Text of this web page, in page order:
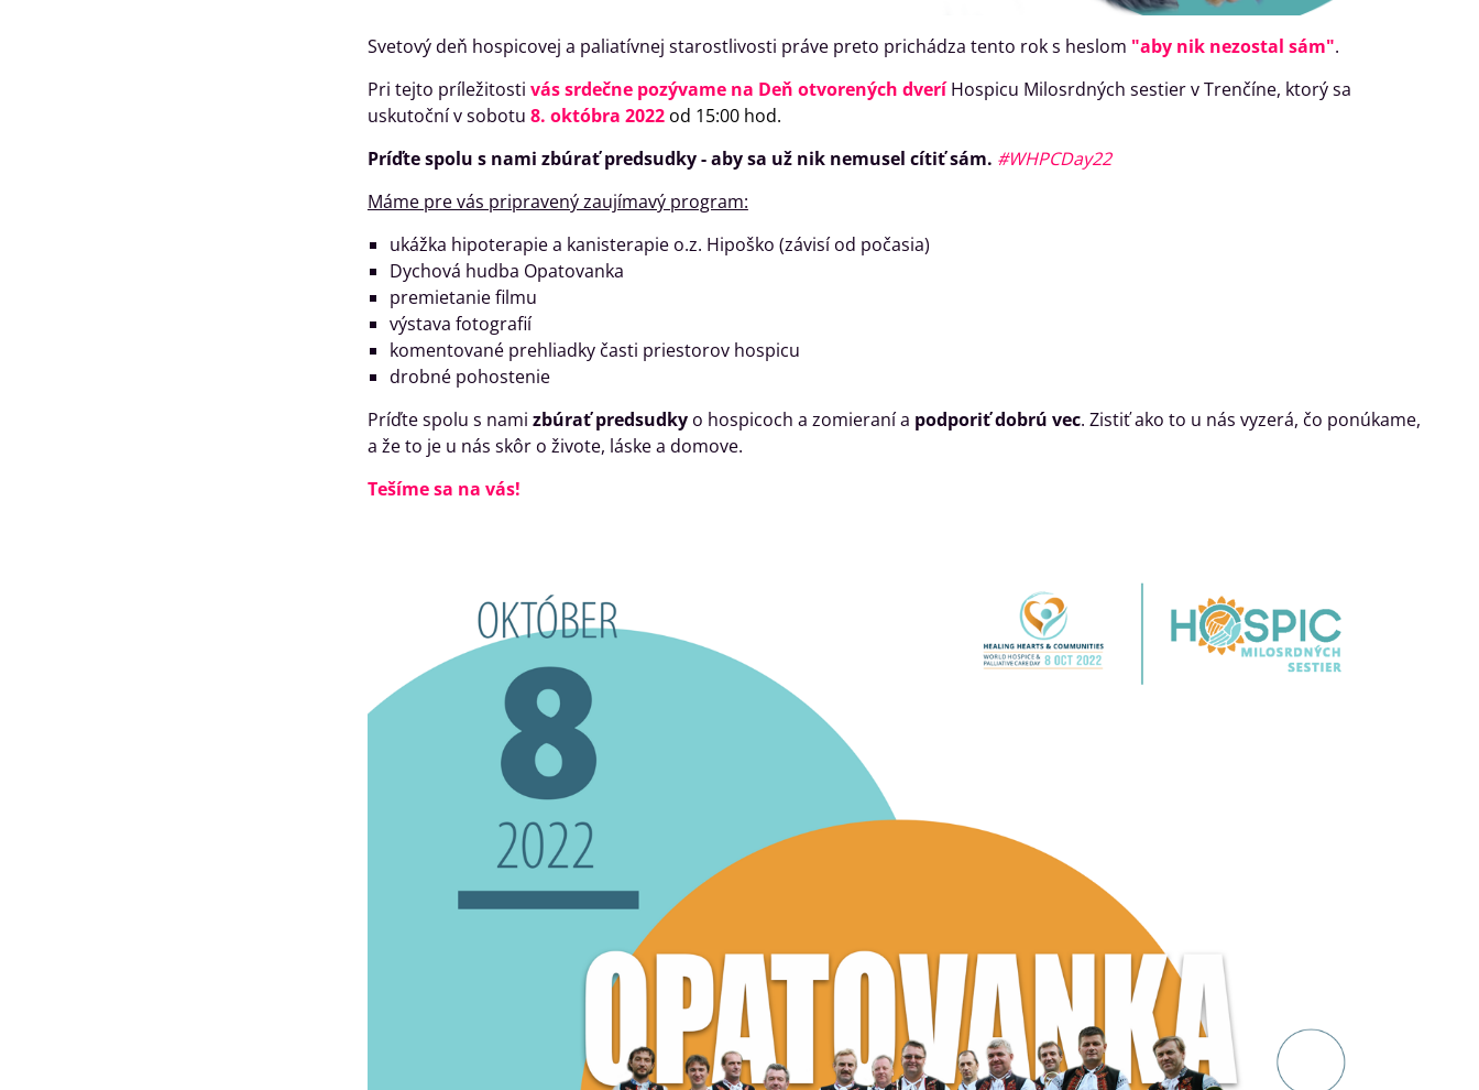
Svetový deň hospicovej a paliatívnej starostlivosti práve preto prichádza tento rok s heslom "aby nik nezostal sám".
Pri tejto príležitosti vás srdečne pozývame na Deň otvorených dveríHospicu Milosrdných sestier v Trenčíne, ktorý sa
uskutoční v sobotu 8. októbra 2022 od 15:00 hod.
Príďte spolu s nami zbúrať predsudky - aby sa už nik nemusel cítiť sám. #WHPCDay22
Máme pre vás pripravený zaujímavý program:
ukážka hipoterapie a kanisterapie o.z. Hipoško (závisí od počasia)
Dychová hudba Opatovanka
premietanie filmu
výstava fotografií
komentované prehliadky časti priestorov hospicu
drobné pohostenie
Príďte spolu s nami zbúrať predsudkyo hospicoch a zomieraní a podporiť dobrú vec. Zistiť ako to u nás vyzerá, čo ponúkame,
a že to je u nás skôr o živote, láske a domove.
Tešíme sa na vás!